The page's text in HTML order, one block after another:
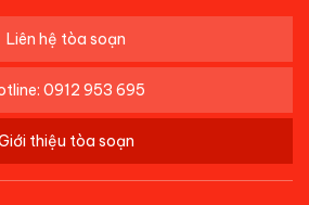
Liên hệ tòa soạn
0912 953 695
thiệu tòa soạn